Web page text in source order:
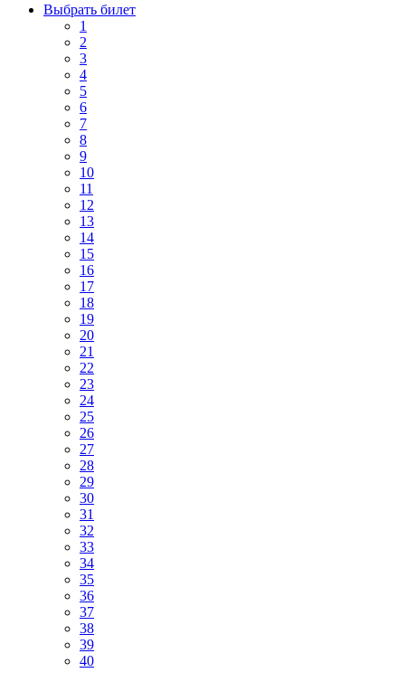
Выбрать билет
1
2
3
4
5
6
7
8
9
10
11
12
13
14
15
16
17
18
19
20
21
22
23
24
25
26
27
28
29
30
31
32
33
34
35
36
37
38
39
40